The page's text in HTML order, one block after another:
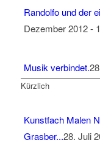
Randolfo und der
Dezember 2012 -
Musik verbindet.
Kürzlich
Kunstfach Malen
Grasber...28. Juli